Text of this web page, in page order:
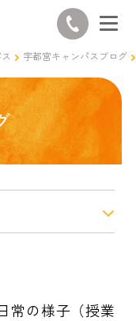
宇都宮キャンパスブログ
常の様子（授業